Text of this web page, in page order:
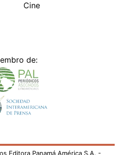
Cine
de:
Editora Panamá América S.A. -